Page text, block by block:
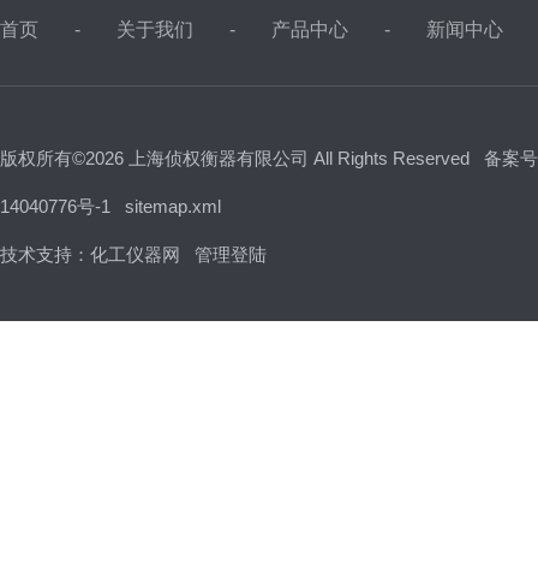
首页 关于我们 产品中心 新闻中心
版权所有©2026 上海侦权衡器有限公司 All Rights Reserved 备案
14040776号-1 sitemap.xml
技术支持： 化工仪器网 管理登陆